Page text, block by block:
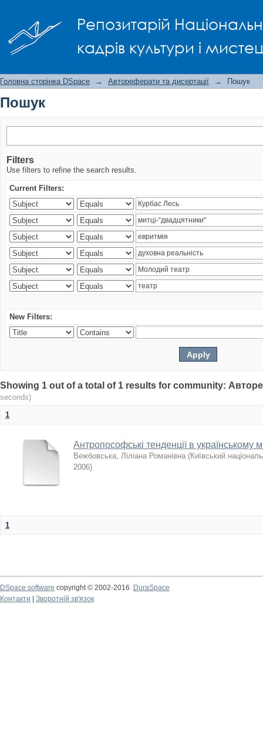
Репозитарій
кадрів культури і
Головна сторінка DSpace → Автореферати та дисертації → Пошук
Пошук
Filters
Use filters to refine the search results.
Current Filters:
New Filters:
Showing 1 out of a total of 1 results for community:
seconds)
1
Антропософські тенденції в українському
Вежбовська, Ліліана Романівна (Київський
2006)
1
DSpace software copyright © 2002-2016
DuraSpace
Контакти
Зворотній зв'язок